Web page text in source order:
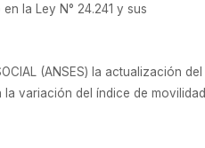
la Ley N° 24.241 y sus
(ANSES) la actualización del
la variación del índice de movilidad